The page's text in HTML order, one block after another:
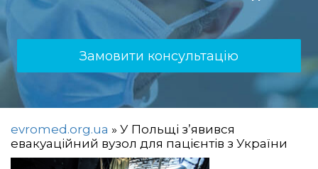
Замовити консультацію
evromed.org.ua » У Польщі з’явився
евакуаційний вузол для пацієнтів з України